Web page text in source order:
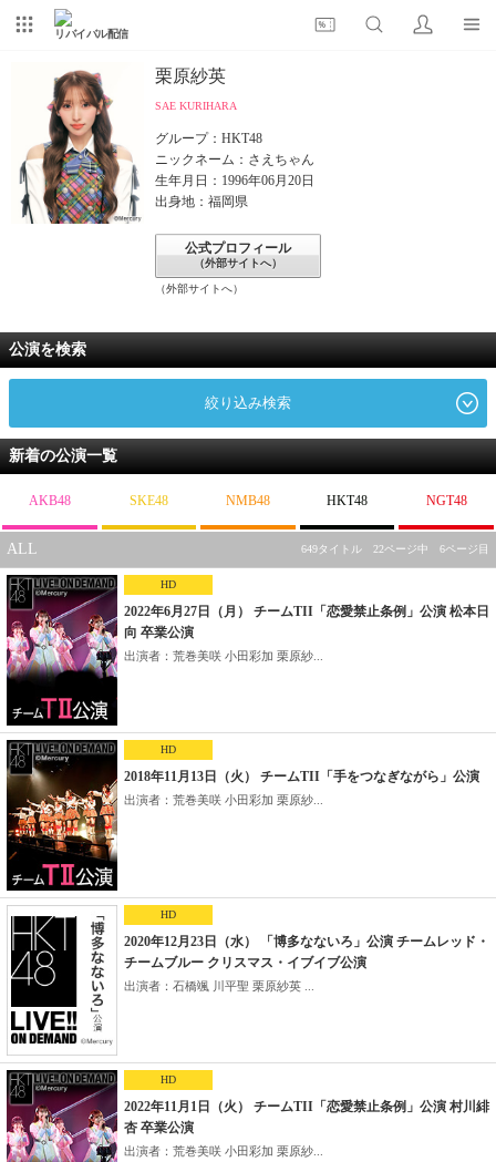
リバイバル配信
栗原紗英
SAE KURIHARA
グループ：HKT48
ニックネーム：さえちゃん
生年月日：1996年06月20日
出身地：福岡県
公式プロフィール
（外部サイトへ）
（外部サイトへ）
公演を検索
絞り込み検索
新着の公演一覧
AKB48 SKE48 NMB48 HKT48 NGT48
ALL 649タイトル 22ページ中 6ページ目
HD
2022年6月27日（月） チームTII「恋愛禁止条例」公演 松本日
向 卒業公演
出演者：荒巻美咲 小田彩加 栗原紗...
HD
2018年11月13日（火） チームTII「手をつなぎながら」公演
出演者：荒巻美咲 小田彩加 栗原紗...
HD
2020年12月23日（水） 「博多なないろ」公演 チームレッド・
チームブルー クリスマス・イブイブ公演
出演者：石橋颯 川平聖 栗原紗英 ...
HD
2022年11月1日（火） チームTII「恋愛禁止条例」公演 村川緋
杏 卒業公演
出演者：荒巻美咲 小田彩加 栗原紗...